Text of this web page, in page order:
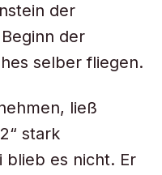
der
der
selber fliegen.
ließ
stark
blieb es nicht. Er